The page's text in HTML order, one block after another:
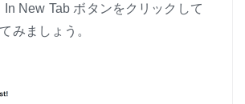
New Tab ボタンをクリックして
みましょう。